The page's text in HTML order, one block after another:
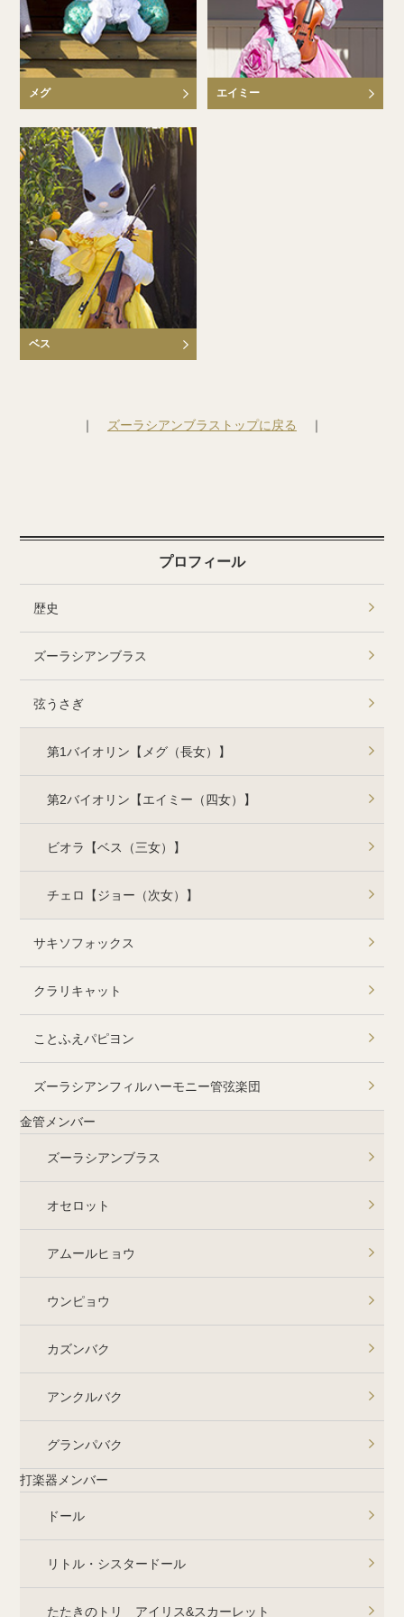
メグ エイミー
ベス
｜ ズーラシアンブラストップに戻る ｜
プロフィール
歴史
ズーラシアンブラス
弦うさぎ
第1バイオリン【メグ（長女）】
第2バイオリン【エイミー（四女）】
ビオラ【ベス（三女）】
チェロ【ジョー（次女）】
サキソフォックス
クラリキャット
ことふえパピヨン
ズーラシアンフィルハーモニー管弦楽団
金管メンバー
ズーラシアンブラス
オセロット
アムールヒョウ
ウンピョウ
カズンバク
アンクルバク
グランパバク
打楽器メンバー
ドール
リトル・シスタードール
たたきのトリ アイリス&スカーレット